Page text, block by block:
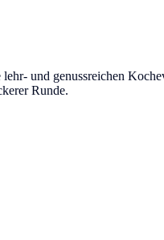
und genussreichen
Runde.